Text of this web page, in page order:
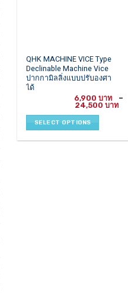
QHK MACHINE VICE Type
Declinable Machine Vice
ปากกามิลลิ่งแบบปรับองศา
ได้
6,900
–
24,500
SELECT OPTIONS
This
product
has
The
options
may